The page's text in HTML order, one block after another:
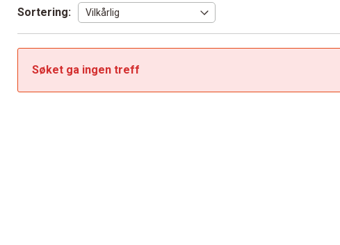
Sortering:
Søket ga ingen treff